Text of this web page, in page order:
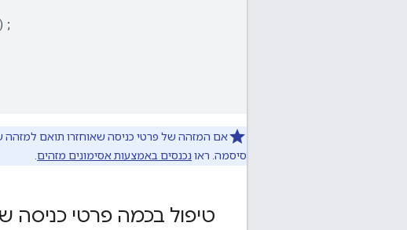
;
אם המזהה של פרטי כניסה שאוחזרו תואם
סיסמה. ראו נכנסים באמצעות אסימונים מזהים
טיפול בכמה פרטי כניסה